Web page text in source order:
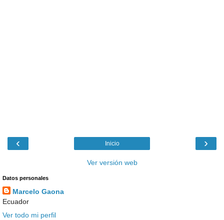
‹ ›
Inicio
Ver versión web
Datos personales
Marcelo Gaona
Ecuador
Ver todo mi perfil